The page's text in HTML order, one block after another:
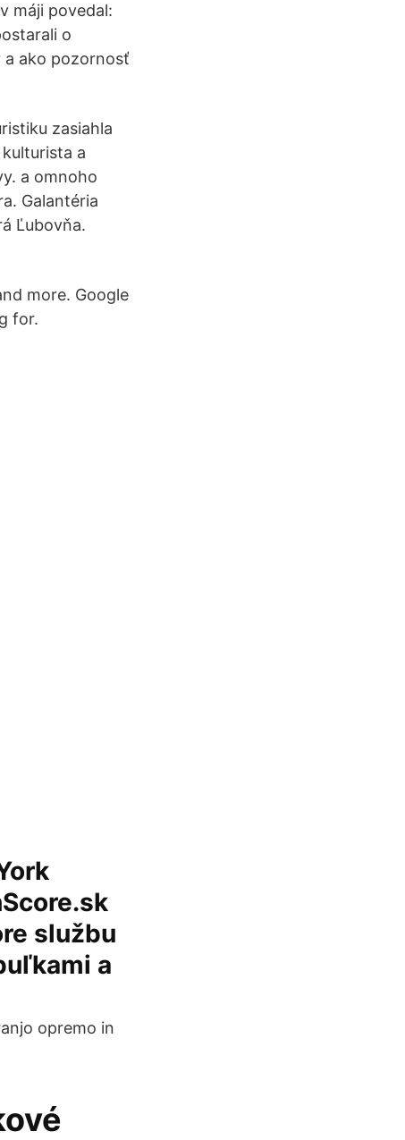
máji povedal:
o
a ako pozornosť
zasiahla
a
a omnoho
Galantéria
Ľubovňa.
more. Google
for.
službu
a
opremo in